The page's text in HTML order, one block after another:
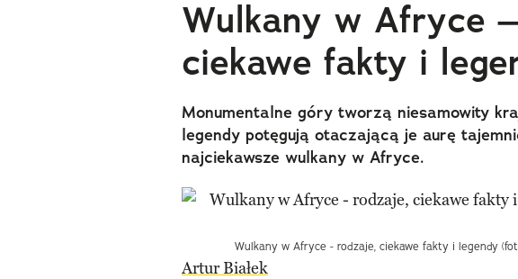
Wulkany w Afryce
ciekawe fakty i
Monumentalne góry tworzą niesamowity
legendy potęgują otaczającą je aurę
najciekawsze wulkany w Afryce.
Wulkany w Afryce - rodzaje, ciekawe fakty i legendy
Artur Białek